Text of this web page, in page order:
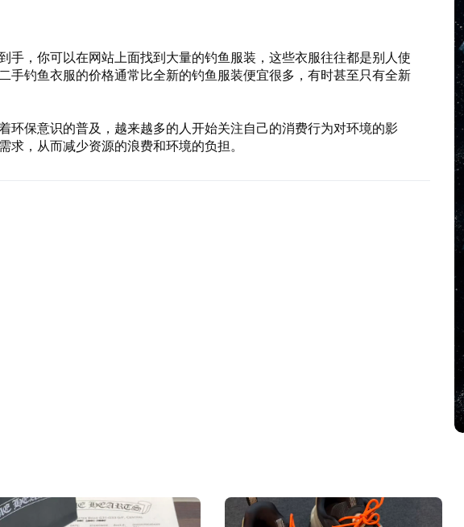
手，你可以在网站上面找到大量的钓鱼服装，这些衣服往往都是别人使
手钓鱼衣服的价格通常比全新的钓鱼服装便宜很多，有时甚至只有全新
环保意识的普及，越来越多的人开始关注自己的消费行为对环境的影
，从而减少资源的浪费和环境的负担。